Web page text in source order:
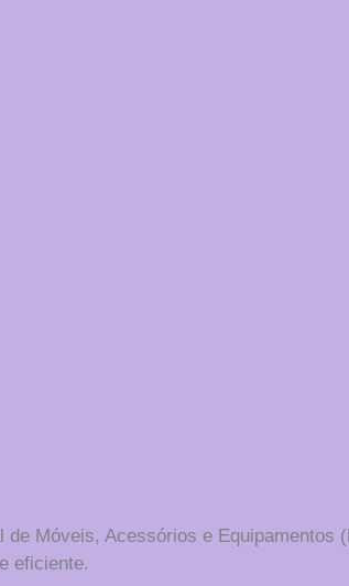
Móveis, Acessórios e Equipamentos
eficiente.